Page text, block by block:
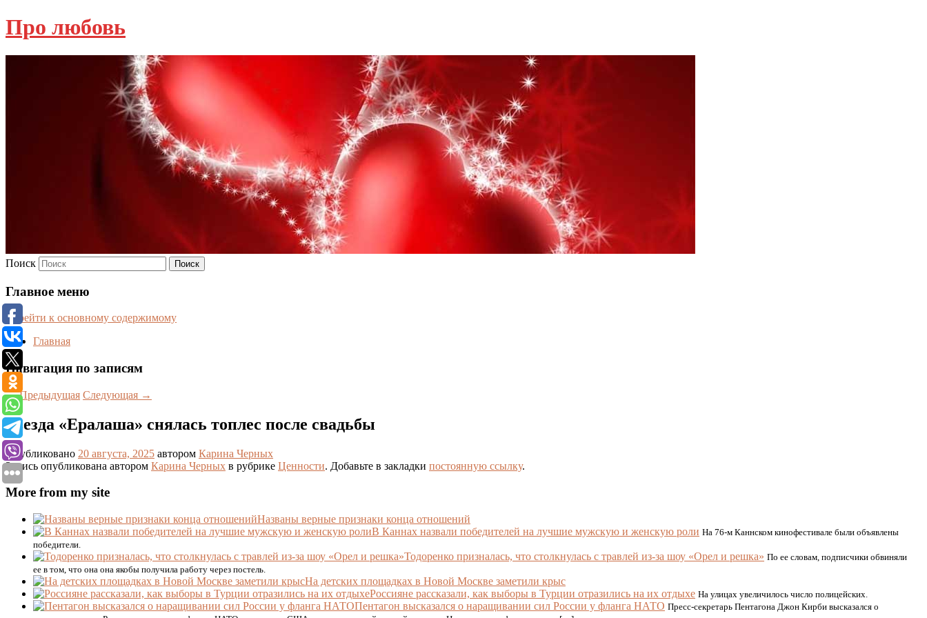
Про любовь
Поиск
Главное меню
Перейти к основному содержимому
Главная
Навигация по записям
←Предыдущая Следующая →
Звезда «Ералаша» снялась топлес после свадьбы
Опубликовано 20 августа, 2025 автором Карина Черных
Запись опубликована автором Карина Черных в рубрике Ценности. Добавьте в закладки постоянную ссылку.
More from my site
Названы верные признаки конца отношений
В Каннах назвали победителей на лучшие мужскую и женскую роли На 76-м Каннском кинофестивале были объявлены
победители.
Тодоренко призналась, что столкнулась с травлей из-за шоу «Орел и решка» По ее словам, подписчики обвиняли
ее в том, что она она якобы получила работу через постель.
На детских площадках в Новой Москве заметили крыс
Россияне рассказали, как выборы в Турции отразились на их отдыхе На улицах увеличилось число полицейских.
Пентагон высказался о наращивании сил России у фланга НАТО Пресс-секретарь Пентагона Джон Кирби высказался о